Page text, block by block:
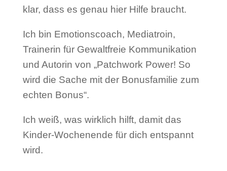
klar, dass es genau hier Hilfe braucht.
Ich bin Emotionscoach, Mediatroin,
Trainerin für Gewaltfreie Kommunikation
und Autorin von „Patchwork Power! So
wird die Sache mit der Bonusfamilie zum
echten Bonus“.
Ich weiß, was wirklich hilft, damit das
Kinder-Wochenende für dich entspannt
wird.